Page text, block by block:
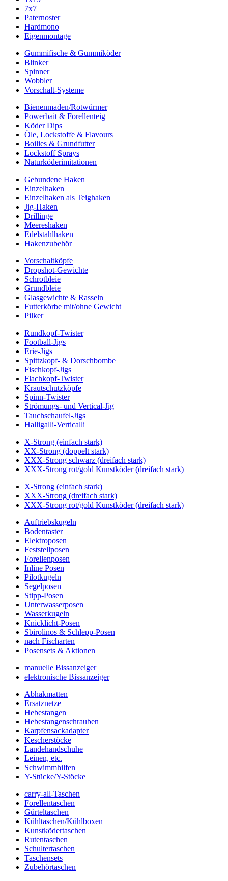
7x7
Paternoster
Hardmono
Eigenmontage
Gummifische & Gummiköder
Blinker
Spinner
Wobbler
Vorschalt-Systeme
Bienenmaden/Rotwürmer
Powerbait & Forellenteig
Köder Dips
Öle, Lockstoffe & Flavours
Boilies & Grundfutter
Lockstoff Sprays
Naturköderimitationen
Gebundene Haken
Einzelhaken
Einzelhaken als Teighaken
Jig-Haken
Drillinge
Meereshaken
Edelstahlhaken
Hakenzubehör
Vorschaltköpfe
Dropshot-Gewichte
Schrotbleie
Grundbleie
Glasgewichte & Rasseln
Futterkörbe mit/ohne Gewicht
Pilker
Rundkopf-Twister
Football-Jigs
Erie-Jigs
Spittzkopf- & Dorschbombe
Fischkopf-Jigs
Flachkopf-Twister
Krautschutzköpfe
Spinn-Twister
Strömungs- und Vertical-Jig
Tauchschaufel-Jigs
Halligalli-Verticalli
X-Strong (einfach stark)
XX-Strong (doppelt stark)
XXX-Strong schwarz (dreifach stark)
XXX-Strong rot/gold Kunstköder (dreifach stark)
X-Strong (einfach stark)
XXX-Strong (dreifach stark)
XXX-Strong rot/gold Kunstköder (dreifach stark)
Auftriebskugeln
Bodentaster
Elektroposen
Feststellposen
Forellenposen
Inline Posen
Pilotkugeln
Segelposen
Stipp-Posen
Unterwasserposen
Wasserkugeln
Knicklicht-Posen
Sbirolinos & Schlepp-Posen
nach Fischarten
Posensets & Aktionen
manuelle Bissanzeiger
elektronische Bissanzeiger
Abhakmatten
Ersatznetze
Hebestangen
Hebestangenschrauben
Karpfensackadapter
Kescherstöcke
Landehandschuhe
Leinen, etc.
Schwimmhilfen
Y-Stücke/Y-Stöcke
carry-all-Taschen
Forellentaschen
Gürteltaschen
Kühltaschen/Kühlboxen
Kunstködertaschen
Rutentaschen
Schultertaschen
Taschensets
Zubehörtaschen